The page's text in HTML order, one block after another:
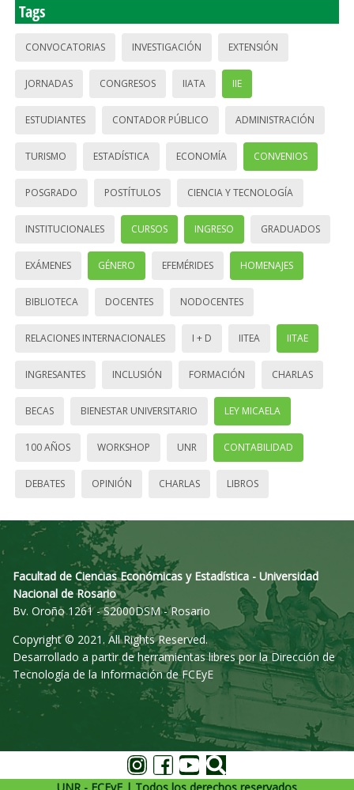
Tags
CONVOCATORIAS INVESTIGACIÓN EXTENSIÓN
JORNADAS CONGRESOS IIATA IIE
ESTUDIANTES CONTADOR PÚBLICO ADMINISTRACIÓN
TURISMO ESTADÍSTICA ECONOMÍA CONVENIOS
POSGRADO POSTÍTULOS CIENCIA Y TECNOLOGÍA
INSTITUCIONALES CURSOS INGRESO GRADUADOS
EXÁMENES GÉNERO EFEMÉRIDES HOMENAJES
BIBLIOTECA DOCENTES NODOCENTES
RELACIONES INTERNACIONALES I + D IITEA IITAE
INGRESANTES INCLUSIÓN FORMACIÓN CHARLAS
BECAS BIENESTAR UNIVERSITARIO LEY MICAELA
100 AÑOS WORKSHOP UNR CONTABILIDAD
DEBATES OPINIÓN CHARLAS LIBROS
Facultad de Ciencias Económicas y Estadística - Universidad
Nacional de Rosario
Bv. Oroño 1261 - S2000DSM - Rosario
Copyright © 2021. All Rights Reserved.
Desarrollado a partir de herramientas libres por la Dirección de
Tecnología de la Información de FCEyE